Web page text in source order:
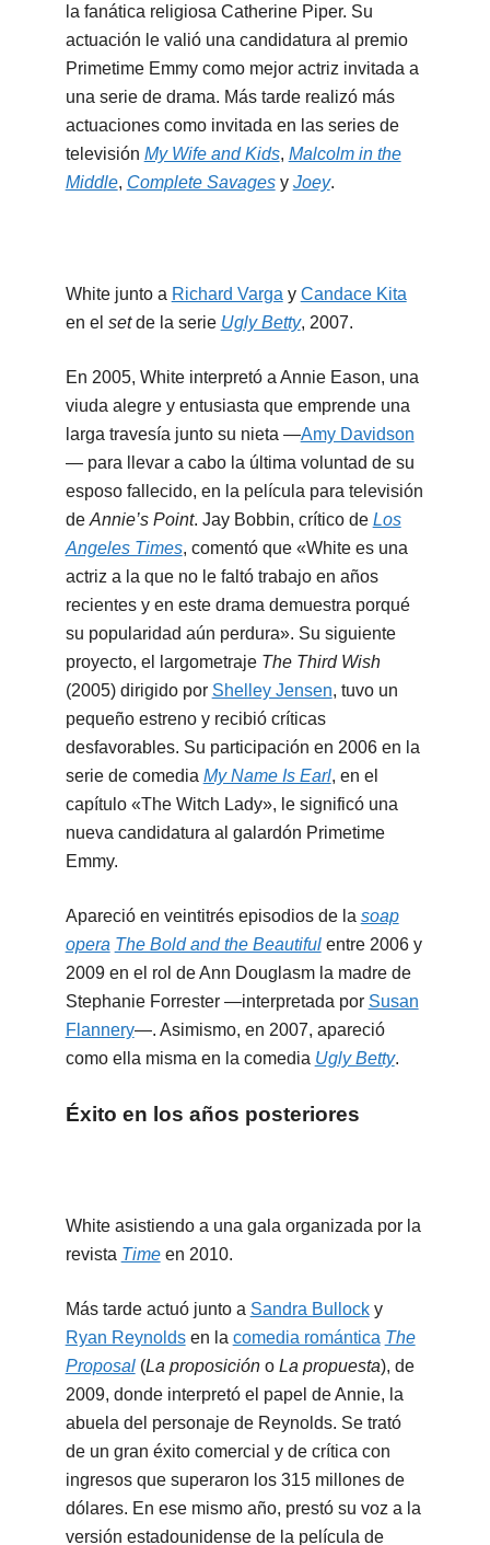
la fanática religiosa Catherine Piper. Su
actuación le valió una candidatura al premio
Primetime Emmy como mejor actriz invitada a
una serie de drama. Más tarde realizó más
actuaciones como invitada en las series de
televisión My Wife and Kids, Malcolm in the
Middle, Complete Savagesy Joey.
White junto a Richard Varga y Candace Kita
en el setde la serie Ugly Betty, 2007.
En 2005, White interpretó a Annie Eason, una
viuda alegre y entusiasta que emprende una
larga travesía junto su nieta —Amy Davidson
— para llevar a cabo la última voluntad de su
esposo fallecido, en la película para televisión
de Annie’s Point. Jay Bobbin, crítico de Los
Angeles Times, comentó que «White es una
actriz a la que no le faltó trabajo en años
recientes y en este drama demuestra porqué
su popularidad aún perdura». Su siguiente
proyecto, el largometraje The Third Wish
(2005) dirigido por Shelley Jensen, tuvo un
pequeño estreno y recibió críticas
desfavorables. Su participación en 2006 en la
serie de comedia My Name Is Earl, en el
capítulo «The Witch Lady», le significó una
nueva candidatura al galardón Primetime
Emmy.
Apareció en veintitrés episodios de la soap
opera The Bold and the Beautifulentre 2006 y
2009 en el rol de Ann Douglasm la madre de
Stephanie Forrester —interpretada por Susan
Flannery—. Asimismo, en 2007, apareció
como ella misma en la comedia Ugly Betty.
Éxito en los años posteriores
White asistiendo a una gala organizada por la
revista Timeen 2010.
Más tarde actuó junto a Sandra Bullocky
Ryan Reynoldsen la comedia romántica The
Proposal(La proposicióno La propuesta), de
2009, donde interpretó el papel de Annie, la
abuela del personaje de Reynolds. Se trató
de un gran éxito comercial y de crítica con
ingresos que superaron los 315 millones de
dólares. En ese mismo año, prestó su voz a la
versión estadounidense de la película de